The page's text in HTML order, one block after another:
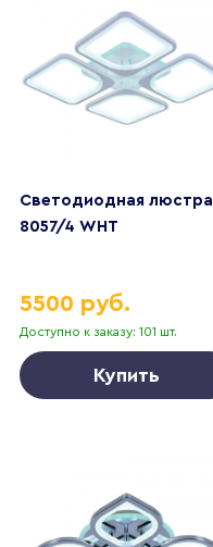
Светодиодная люстра
8057/4 WHT
Доступно к заказу: 101 шт.
5500 руб.
Купить